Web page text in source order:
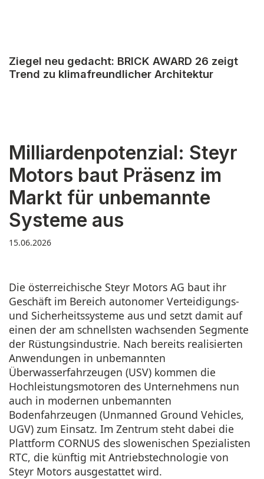
Ziegel neu gedacht: BRICK AWARD 26 zeigt
Trend zu klimafreundlicher Architektur
Milliardenpotenzial: Steyr
Motors baut Präsenz im
Markt für unbemannte
Systeme aus
15.06.2026
Die österreichische Steyr Motors AG baut ihr
Geschäft im Bereich autonomer Verteidigungs-
und Sicherheitssysteme aus und setzt damit auf
einen der am schnellsten wachsenden Segmente
der Rüstungsindustrie. Nach bereits realisierten
Anwendungen in unbemannten
Überwasserfahrzeugen (USV) kommen die
Hochleistungsmotoren des Unternehmens nun
auch in modernen unbemannten
Bodenfahrzeugen (Unmanned Ground Vehicles,
UGV) zum Einsatz. Im Zentrum steht dabei die
Plattform CORNUS des slowenischen Spezialisten
RTC, die künftig mit Antriebstechnologie von
Steyr Motors ausgestattet wird.